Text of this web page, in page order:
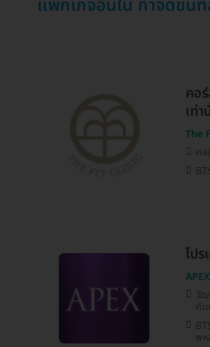
แพ็กเกจอื่นใน กำจัดขน
คอ
เท่
The
คล
โป
วัฒนา , คลองเตย , ภูเก็
คันนายาว , บางนา , บา
ชลบุรี , ห้วยขวาง , เชียงใหม่ , พระนครศ
บางคอแหลม , ย
BTS ทองหล่อ ,
พหลโยธิน , BTS พร้อ